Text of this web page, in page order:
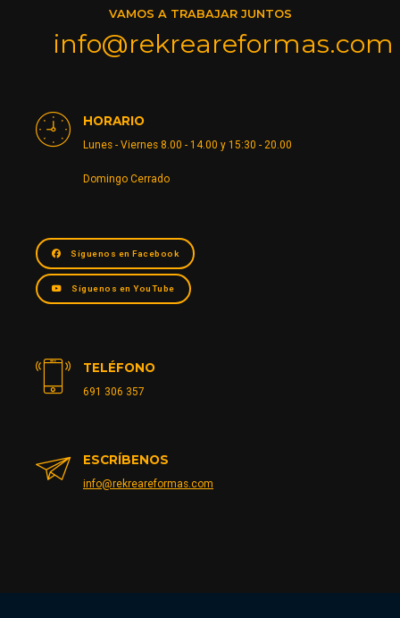
VAMOS A TRABAJAR JUNTOS
info@rekreareformas.com
HORARIO
Lunes - Viernes 8.00 - 14.00 y 15:30 - 20.00
Domingo Cerrado
Síguenos en Facebook
Síguenos en YouTube
TELÉFONO
691 306 357
ESCRÍBENOS
info@rekreareformas.com